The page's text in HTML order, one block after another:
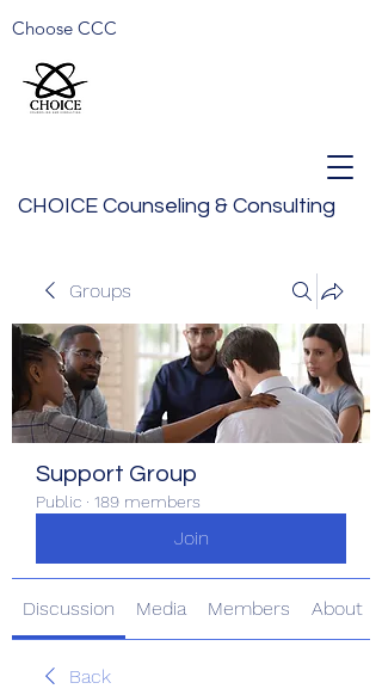
CHOICE Counseling & Consulting
Choose CCC
Groups
Support Group
Public · 189 members
Join
Discussion Media Members About
Back